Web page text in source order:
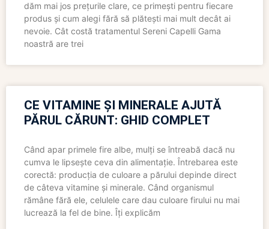
dăm mai jos prețurile clare, ce primești pentru fiecare
produs și cum alegi fără să plătești mai mult decât ai
nevoie. Cât costă tratamentul Sereni Capelli Gama
noastră are trei
CE VITAMINE ȘI MINERALE AJUTĂ
PĂRUL CĂRUNT: GHID COMPLET
Când apar primele fire albe, mulți se întreabă dacă nu
cumva le lipsește ceva din alimentație. Întrebarea este
corectă: producția de culoare a părului depinde direct
de câteva vitamine și minerale. Când organismul
rămâne fără ele, celulele care dau culoare firului nu mai
lucrează la fel de bine. Îți explicăm